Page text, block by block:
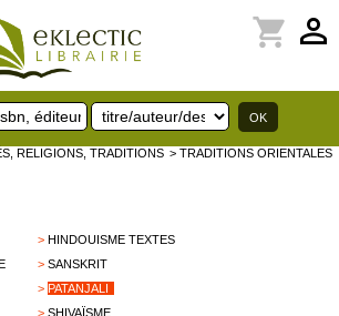
perm_identity
shopping_cart
RELIGIONS, TRADITIONS > TRADITIONS ORIENTALES
>HINDOUISME TEXTES
>SANSKRIT
> PATANJALI
>SHIVAÏSME